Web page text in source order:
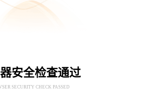
安全检查通过
SECURITY CHECK PASSED